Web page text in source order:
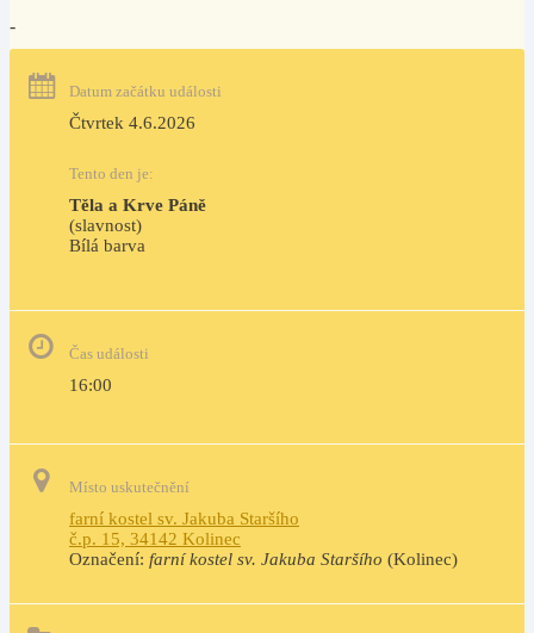
-
Datum začátku události
Čtvrtek 4.6.2026
Tento den je:
Těla a Krve Páně
(slavnost)
Bílá barva
Čas události
16:00
Místo uskutečnění
farní kostel sv. Jakuba Staršího
č.p. 15, 34142 Kolinec
Označení: farní kostel sv. Jakuba Staršího (Kolinec)